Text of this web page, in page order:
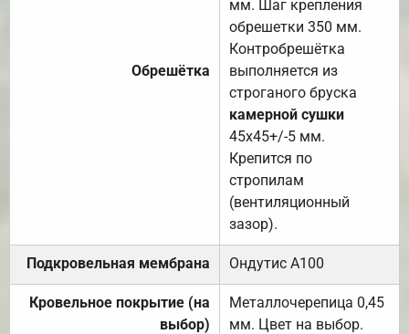
Обрешётка
мм. Шаг крепления
обрешетки 350 мм.
Контробрешётка
выполняется из
строганого бруска
камерной сушки
45х45+/-5 мм.
Крепится по
стропилам
(вентиляционный
зазор).
Подкровельная мембрана Ондутис А100
Кровельное покрытие (на
выбор)
Металлочерепица 0,45
мм. Цвет на выбор.